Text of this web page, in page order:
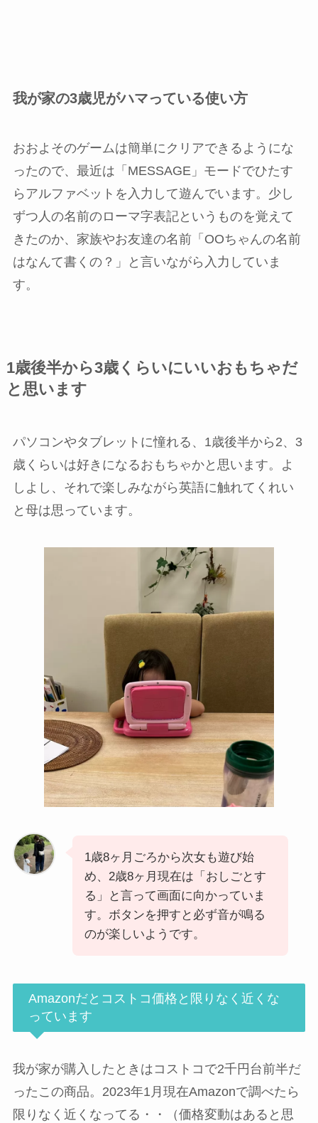
我が家の3歳児がハマっている使い方
おおよそのゲームは簡単にクリアできるようにな
ったので、最近は「MESSAGE」モードでひたす
らアルファベットを入力して遊んでいます。少し
ずつ人の名前のローマ字表記というものを覚えて
きたのか、家族やお友達の名前「OOちゃんの名前
はなんて書くの？」と言いながら入力していま
す。
1歳後半から3歳くらいにいいおもちゃだ
と思います
パソコンやタブレットに憧れる、1歳後半から2、3
歳くらいは好きになるおもちゃかと思います。よ
しよし、それで楽しみながら英語に触れてくれい
と母は思っています。
1歳8ヶ月ごろから次女も遊び始
め、2歳8ヶ月現在は「おしごとす
る」と言って画面に向かっていま
す。ボタンを押すと必ず音が鳴る
のが楽しいようです。
Amazonだとコストコ価格と限りなく近くな
っています
我が家が購入したときはコストコで2千円台前半だ
ったこの商品。2023年1月現在Amazonで調べたら
限りなく近くなってる・・（価格変動はあると思